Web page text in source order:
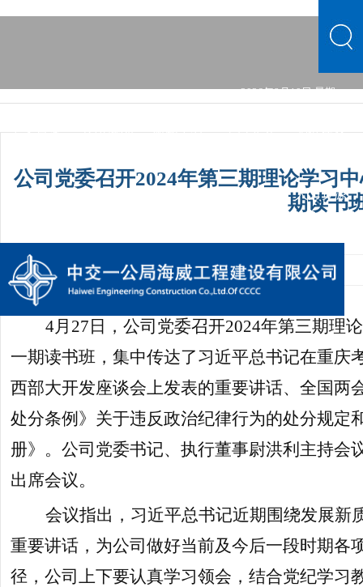
2026年8月10日 星期一
中文首页 公司概况 新闻中心 主营业务 党群建设
人力资源
公司党委召开2024年第三期理论学习
期读书
发布时间：2024-04-27 09:37:39手机阅读量：1
4月27日，公司党委召开2024年第三期理
一期读书班，集中传达了习近平总书记在重庆
西部大开发座谈会上发表的重要讲话、全国两
处分条例》关于违反政治纪律行为的处分规定
册》。公司党委书记、执行董事尉洪利主持会
出席会议。
会议指出，习近平总书记近期围绕发展新
重要讲话，为公司做好当前及今后一段时期各
径，公司上下要认真学习领会，结合党纪学习